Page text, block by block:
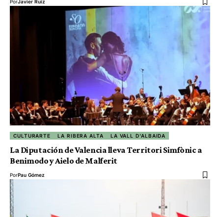
PorJavier Ruiz
CULTURARTE LA RIBERA ALTA LA VALL D'ALBAIDA
La Diputación de Valencia lleva Territori Simfònic a
Benimodo y Aielo de Malferit
PorPau Gómez